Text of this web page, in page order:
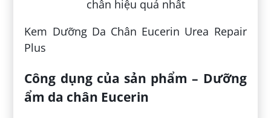
Kem Dưỡng Da Chân Eucerin Urea Repair
Plus
Công dụng của sản phẩm – Dưỡng
ẩm da chân Eucerin